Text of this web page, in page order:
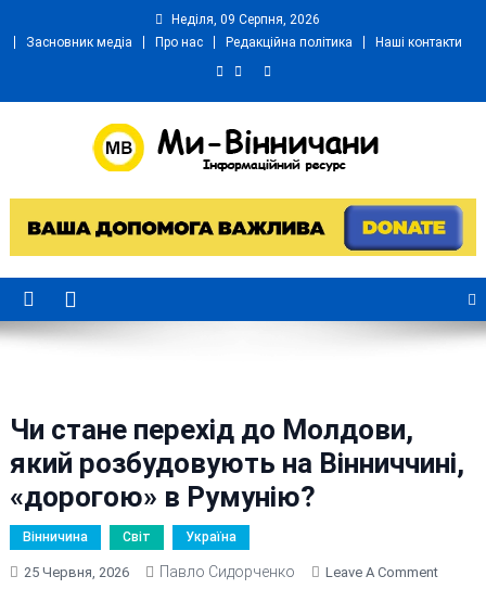
Неділя, 09 Серпня, 2026
Засновник медіа
Про нас Редакційна політика Наші контакти
Ми Вінничани
Чи стане перехід до Молдови,
який розбудовують на Вінниччині,
«дорогою» в Румунію?
Вінничина Світ Україна
25 Червня, 2026 Павло Сидорченко Leave A CommentOn